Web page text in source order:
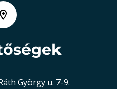
György u. 7-9.